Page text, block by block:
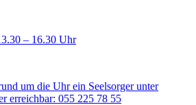
– 16.30 Uhr
um die Uhr ein Seelsorger unter
erreichbar: 055 225 78 55